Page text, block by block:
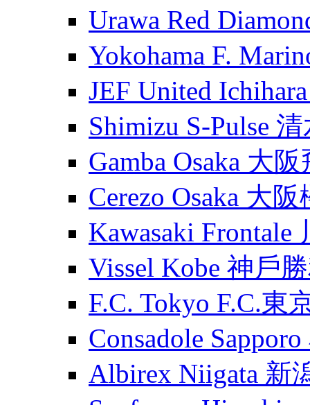
Urawa Red
Yokohama F.
JEF United
Shimizu S-Pulse
Gamba Osaka 大
Cerezo Osaka 大
Kawasaki Frontale
Vissel Kobe 神戶
F.C. Tokyo F.C.東
Consadole
Albirex Niigata 新